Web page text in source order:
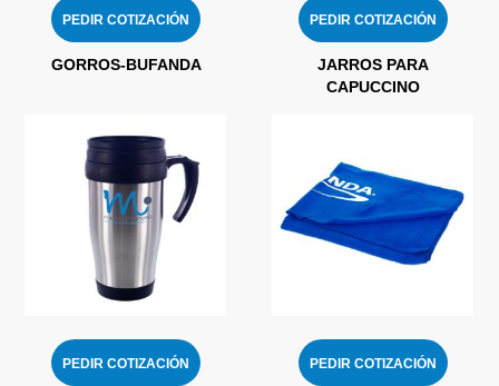
PEDIR COTIZACIÓN
GORROS-BUFANDA
PEDIR COTIZACIÓN
JARROS PARA
CAPUCCINO
PEDIR COTIZACIÓN PEDIR COTIZACIÓN